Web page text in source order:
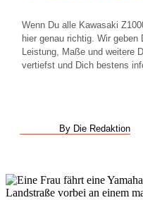
Wenn Du alle Kawasaki
hier genau richtig. Wir
Leistung, Maße und weitere
vertiefst und Dich bestens
By Die Redaktion